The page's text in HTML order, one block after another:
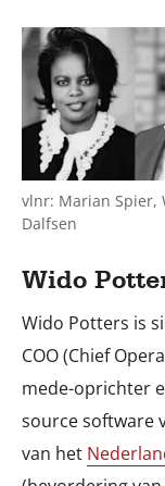
vlnr: Marian Spier,
Dalfsen
Wido
Wido Potters is
COO (Chief
mede-oprichter
source software
van het